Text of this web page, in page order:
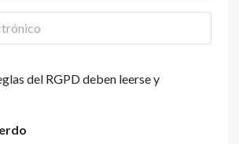
del RGPD deben leerse y